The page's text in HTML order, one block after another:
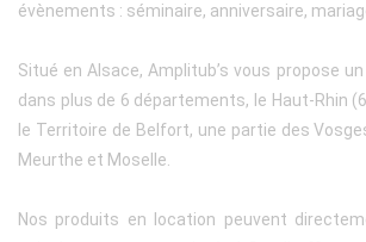
évènements : séminaire, anniversaire,
Situé en Alsace, Amplitub’s vous propose
dans plus de 6 départements, le Haut-Rhin
le Territoire de Belfort, une partie des
Meurthe et Moselle.
Nos produits en location peuvent